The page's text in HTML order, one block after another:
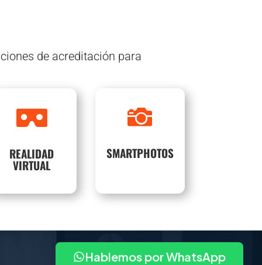
de acreditación para

REALIDAD
VIRTUAL
experiencias
únicas.
SABER

SMARTPHOTOS
Artificial para que tus
fotos te encuentren.
SABER
Hablemos por WhatsApp